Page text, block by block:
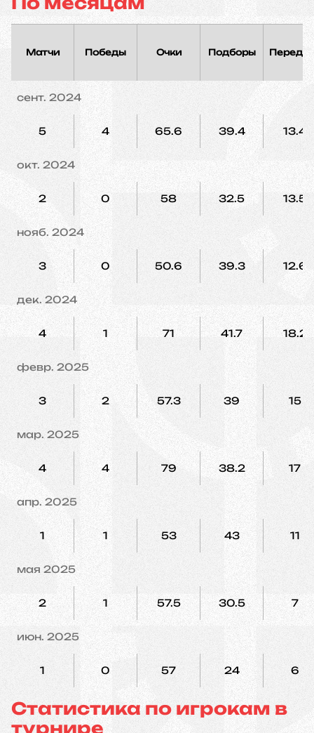
Матчи Победы Очки Подборы
сент. 2024
5 4 65.6 39.4 13.4
окт. 2024
2 0 58 32.5 13.5
нояб. 2024
3 0 50.6 39.3 12.6
дек. 2024
4 1 71 41.7 18.2
февр. 2025
3 2 57.3 39 15
мар. 2025
4 4 79 38.2 17
апр. 2025
1 1 53 43 11
мая 2025
2 1 57.5 30.5 7
июн. 2025
1 0 57 24 6
Статистика по игрокам в
турнире